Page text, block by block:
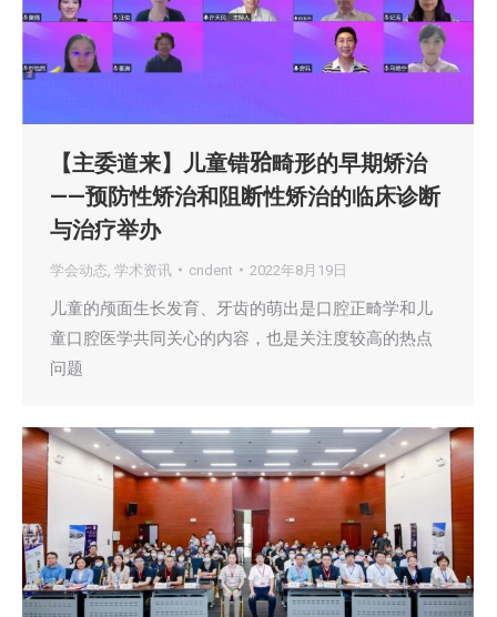
【主委道来】儿童错𬌗畸形的早期矫治
——预防性矫治和阻断性矫治的临床诊断
与治疗举办
学会动态 学术资讯 cndent 2022年8月19日
儿童的颅面生长发育、牙齿的萌出是口腔正畸学和儿
童口腔医学共同关心的内容，也是关注度较高的热点
问题